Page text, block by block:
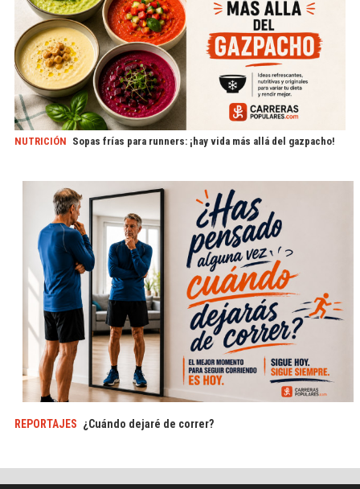
NUTRICIÓN Sopas frías para runners: ¡hay vida más allá del gazpacho!
REPORTAJES ¿Cuándo dejaré de correr?